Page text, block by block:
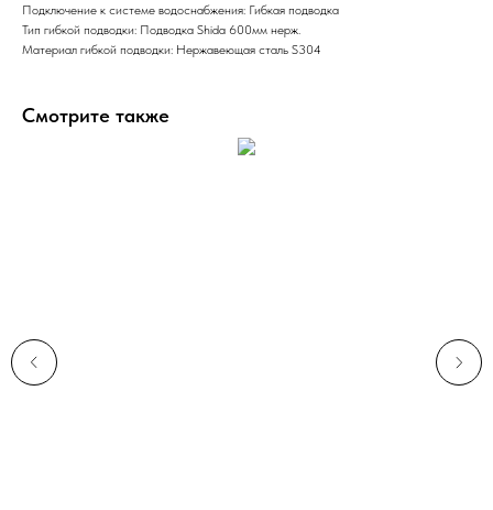
Подключение к системе водоснабжения: Гибкая подводка
Тип гибкой подводки: Подводка Shida 600мм нерж.
Материал гибкой подводки: Нержавеющая сталь S304
Смотрите также